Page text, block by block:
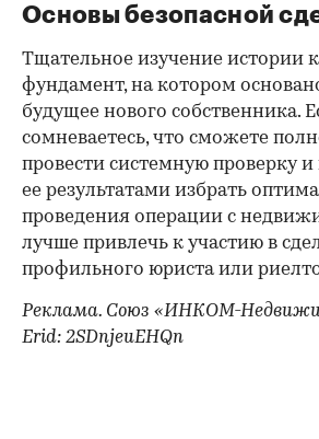
Основы безопасной
Тщательное изучение истории
фундамент, на котором
будущее нового собственника.
сомневаетесь, что сможете
провести системную проверку и
ее результатами избрать
проведения операции с
лучше привлечь к участию в
профильного юриста или
Реклама. Союз «ИНКОМ-
Erid: 2SDnjeuEHQn